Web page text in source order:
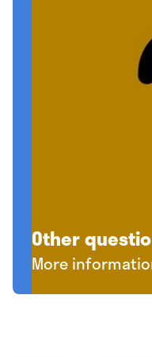
Other
More